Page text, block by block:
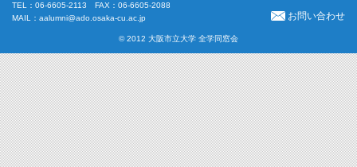
TEL：06-6605-2113 FAX：06-6605-2088
MAIL： aalumni@ado.osaka-cu.ac.jp お問い合わせ
© 2012 大阪市立大学 全学同窓会